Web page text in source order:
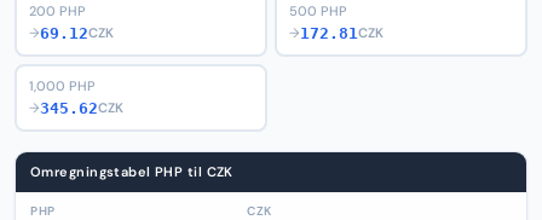
200 PHP
→69.12CZK
500 PHP
→172.81CZK
1,000 PHP
→345.62CZK
Omregningstabel PHP til CZK
PHP CZK